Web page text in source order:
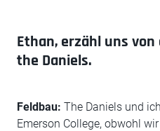
Ethan, erzähl uns
the Daniels.
Feldbau: The Daniels und
Emerson College, obwohl